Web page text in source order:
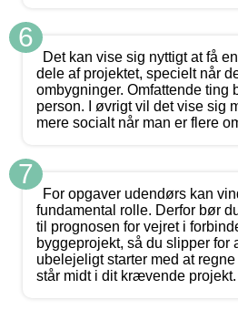
6
Det kan vise sig nyttigt at få
dele af projektet, specielt når
ombygninger. Omfattende ting
person. I øvrigt vil det vise sig
mere socialt når man er flere
7
For opgaver udendørs kan
fundamental rolle. Derfor bør
til prognosen for vejret i
byggeprojekt, så du slipper for
ubelejeligt starter med at
står midt i dit krævende projekt.